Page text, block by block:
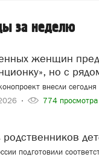
за неделю
но с
внесли
774 просмотра
родственников
подготовили